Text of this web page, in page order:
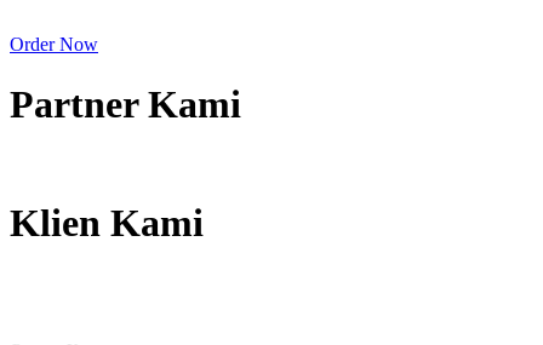
Order Now
Partner Kami
Klien Kami